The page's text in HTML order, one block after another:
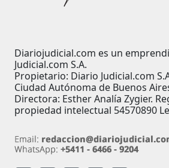
Diariojudicial.com es un
Judicial.com S.A.
Propietario: Diario Judicial.com
Ciudad Autónoma de Buenos
Directora: Esther Analía Zygier.
propiedad intelectual 54570890